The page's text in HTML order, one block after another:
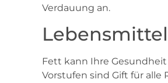
Verdauung an.
Fett kann Ihre
Vorstufen sind Gift für alle